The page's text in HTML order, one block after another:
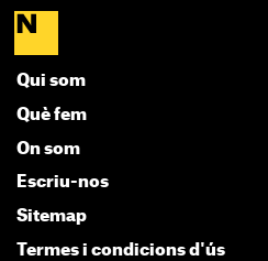
Qui som
Què fem
On som
Escriu-nos
Sitemap
Termes i condicions d'ús